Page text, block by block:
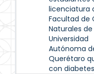
licenciatura
Facultad de
Naturales de
Universidad
Autónoma
Querétaro
con